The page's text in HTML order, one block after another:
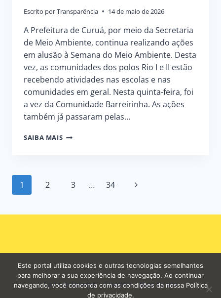
Escrito porTransparência 14 de maio de 2026
A Prefeitura de Curuá, por meio da Secretaria
de Meio Ambiente, continua realizando ações
em alusão à Semana do Meio Ambiente. Desta
vez, as comunidades dos polos Rio I e II estão
recebendo atividades nas escolas e nas
comunidades em geral. Nesta quinta-feira, foi
a vez da Comunidade Barreirinha. As ações
também já passaram pelas…
SAIBA MAISSEMMA
MEIO
DOS
POLOS
RIO
I
Page
1 2 3 … 34
Carta de Serviços Ouvidoria Mapa do site
Este portal utiliza cookies e outras tecnologias semelhantes
para melhorar a sua experiência de navegação. Ao continuar
navegando, você concorda com as condições da nossa Política
de privacidade.